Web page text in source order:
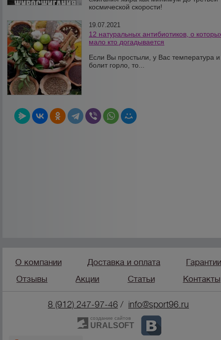
космической скорости!
19.07.2021
12 натуральных антибиотиков, о
мало кто догадывается
Если Вы простыли, у Вас температура и
болит горло, то...
О компании Доставка и оплата
Отзывы
Акции Статьи Контакты
8 (912) 247-97-46 / info@sport96.ru
создание сайтов
URALSOFT